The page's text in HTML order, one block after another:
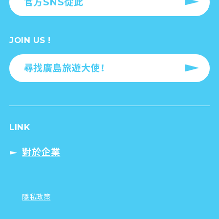
JOIN US !
尋找廣島旅遊大使！
LINK
對於企業
隱私政策